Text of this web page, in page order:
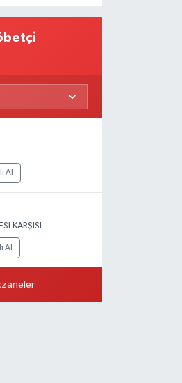
Al
KARŞISI
Al